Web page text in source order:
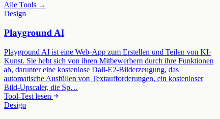
Alle Tools →
Design
Playground AI
Playground AI ist eine Web-App zum Erstellen und Teilen von KI-
Kunst. Sie hebt sich von ihren Mitbewerbern durch ihre Funktionen
ab, darunter eine kostenlose Dall-E2-Bilderzeugung, das
automatische Ausfüllen von Textaufforderungen, ein kostenloser
Bild-Upscaler, die Sp…
Tool-Test lesen
Design